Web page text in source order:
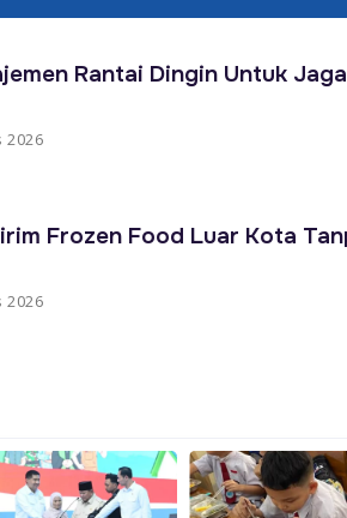
Rantai Dingin Untuk
2026
Frozen Food Luar Kota
2026